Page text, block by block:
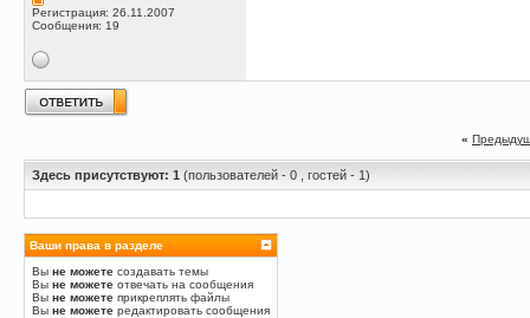
Регистрация: 26.11.2007
Сообщения: 19
«
Здесь присутствуют: 1 (пользователей - 0 , гостей - 1)
Ваши права в разделе
Вы не можете создавать темы
Вы не можете отвечать на сообщения
Вы не можете прикреплять файлы
Вы не можете редактировать сообщения